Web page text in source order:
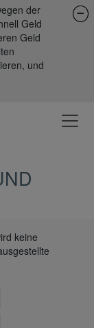
der
Geld
Geld
und
keine